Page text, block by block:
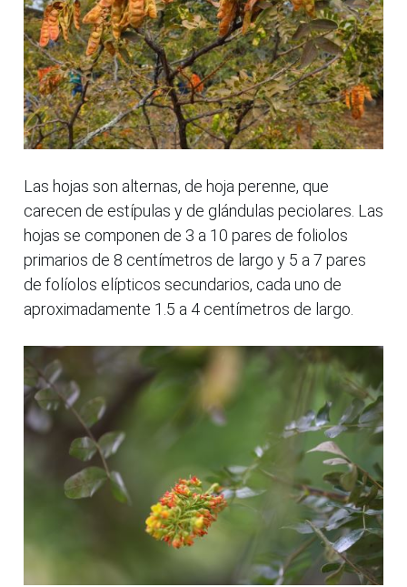
Las hojas son alternas, de hoja perenne, que
carecen de estípulas y de glándulas peciolares. Las
hojas se componen de 3 a 10 pares de foliolos
primarios de 8 centímetros de largo y 5 a 7 pares
de folíolos elípticos secundarios, cada uno de
aproximadamente 1.5 a 4 centímetros de largo.